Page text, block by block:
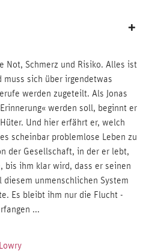
Not, Schmerz und Risiko. Alles ist
sich über irgendetwas
werden zugeteilt. Als Jonas
werden soll, beginnt er
Und hier erfährt er, welch
scheinbar problemlose Leben zu
der Gesellschaft, in der er lebt,
bis ihm klar wird, dass er seinen
diesem unmenschlichen System
Es bleibt ihm nur die Flucht -
...